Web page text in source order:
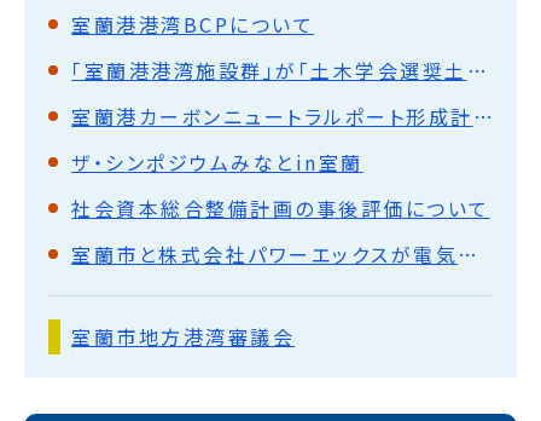
室蘭港港湾BCPについて
「室蘭港港湾施設群」が「土木学会選奨土木遺産」に認定
室蘭港カーボンニュートラルポート形成計画
ザ・シンポジウムみなとin室蘭
社会資本総合整備計画の事後評価について
室蘭市と株式会社パワーエックスが電気運搬船及び蓄電池の開発及びその利活用による室蘭港のカーボンニュートラル形成及び地域の振興に向けた包括連携協定を締結
室蘭市地方港湾審議会